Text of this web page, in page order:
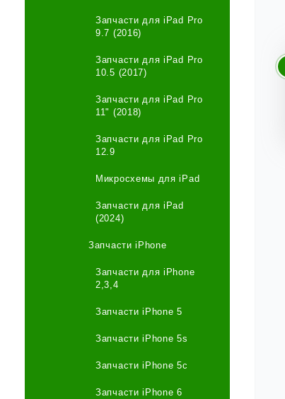
Запчасти для iPad Pro
9.7 (2016)
Запчасти для iPad Pro
10.5 (2017)
Запчасти для iPad Pro
11" (2018)
Запчасти для iPad Pro
12.9
Микросхемы для iPad
Запчасти для iPad
(2024)
Запчасти iPhone
Запчасти для iPhone
2,3,4
Запчасти iPhone 5
Запчасти iPhone 5s
Запчасти iPhone 5c
Запчасти iPhone 6